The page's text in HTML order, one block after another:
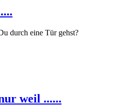
durch eine Tür gehst?
weil ......